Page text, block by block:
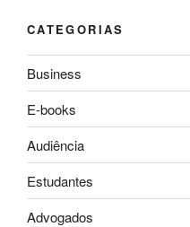
CATEGORIAS
Business
E-books
Audiência
Estudantes
Advogados